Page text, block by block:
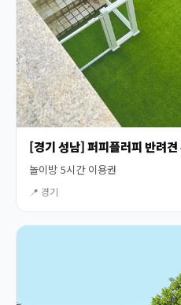
[경기 성남] 퍼피플러피 반려
놀이방 5시간 이용권
📍 경기